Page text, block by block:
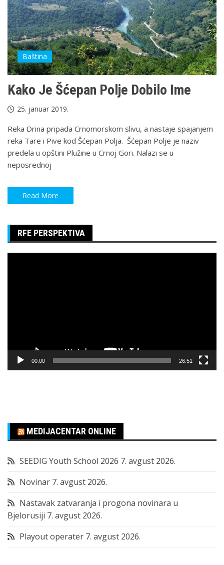
Baština
Kako Je Šćepan Polje Dobilo Ime
25. januar 2019.
Reka Drina pripada Crnomorskom slivu, a nastaje spajanjem
reka Tare i Pive kod Šćepan Polja. Šćepan Polje je naziv
predela u opštini Plužine u Crnoj Gori. Nalazi se u
neposrednoj
Read More
RFE PERSPEKTIVA
00:00 26:51
MEDIJACENTAR ONLINE
SEEDIG Youth School 2026 7. avgust 2026.
Novinar 7. avgust 2026.
Nastavak zatvaranja i progona novinara u
Bjelorusiji 7. avgust 2026.
Playout operater 7. avgust 2026.